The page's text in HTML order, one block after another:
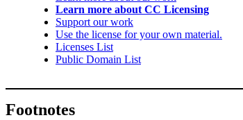
Learn more about CC Licensing
Support our work
Use the license for your own material.
Licenses List
Public Domain List
Footnotes